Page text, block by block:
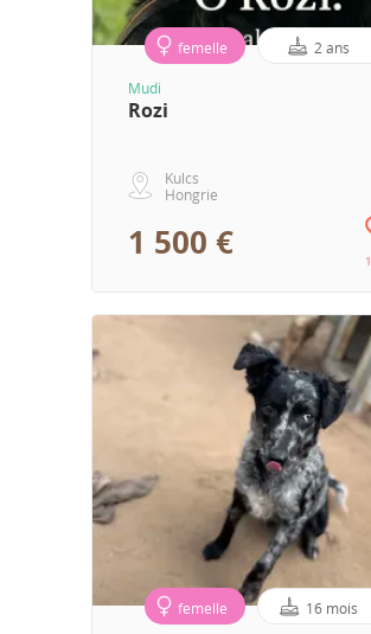
femelle 2 ans
Mudi
Rozi
Kulcs
Hongrie
1 500 €
femelle 16 mois